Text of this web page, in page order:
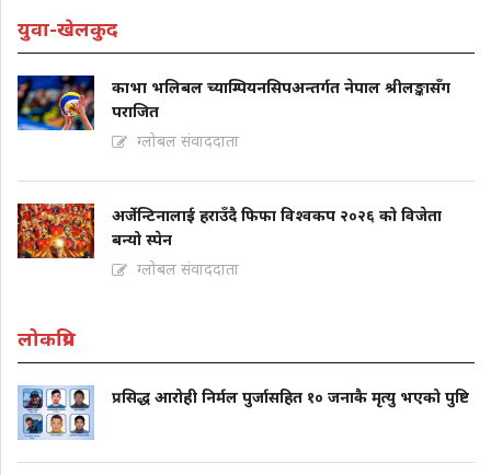
युवा-खेलकुद
काभा भलिबल च्याम्पियनसिपअन्तर्गत नेपाल श्रीलङ्कासँग
पराजित
ग्लोबल संवाददाता
अर्जेन्टिनालाई हराउँदै फिफा विश्वकप २०२६ को विजेता
बन्यो स्पेन
ग्लोबल संवाददाता
लोकप्रिय
प्रसिद्ध आरोही निर्मल पुर्जासहित १० जनाकै मृत्यु भएको पुष्टि